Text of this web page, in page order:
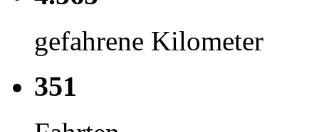
gefahrene Kilometer
351